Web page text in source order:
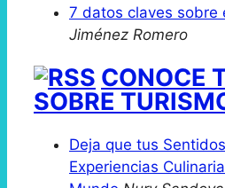
7 datos claves sobre
Jiménez Romero
CONOCE
SOBRE
Deja que tus
Experiencias